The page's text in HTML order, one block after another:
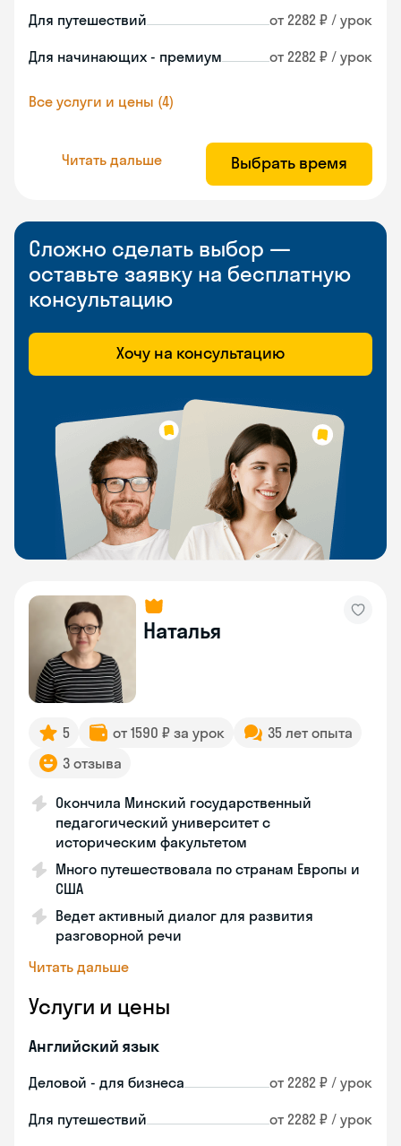
Для путешествий от 2282 ₽ / урок
Для начинающих - премиум от 2282 ₽ / урок
Все услуги и цены (4)
Читать дальше Выбрать время
Сложно сделать выбор —
оставьте заявку на бесплатную
консультацию
Хочу на консультацию
Наталья
5 от 1590 ₽ за урок
35 лет опыта
3 отзыва
Окончила Минский государственный
педагогический университет с
историческим факультетом
Много путешествовала по странам Европы и
США
Ведет активный диалог для развития
разговорной речи
Читать дальше
Услуги и цены
Английский язык
Деловой - для бизнеса от 2282 ₽ / урок
Для путешествий от 2282 ₽ / урок